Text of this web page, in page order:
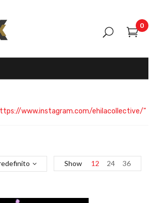
0
www.instagram.com/ehilacollective/”
Show 12 24 36